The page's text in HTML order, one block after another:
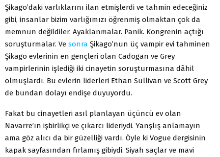
Şikago’daki varlıklarını ilan etmişlerdi ve tahmin edeceğiniz
gibi, insanlar bizim varlığımızı öğrenmiş olmaktan çok da
memnun değildiler. Ayaklanmalar. Panik. Kongrenin açtığı
soruşturmalar. Ve sonra Şikago’nun üç vampir evi tahminen
Şikago evlerinin en gençleri olan Cadogan ve Grey
vampirlerinin işlediği iki cinayetin soruşturmasına dâhil
olmuşlardı. Bu evlerin liderleri Ethan Sullivan ve Scott Grey
de bundan dolayı endişe duyuyordu.
Fakat bu cinayetleri asıl planlayan üçüncü ev olan
Navarre’ın işbirlikçi ve çıkarcı lideriydi. Yanşlış anlamayın
ama göz alıcı da bir güzelliği vardı. Öyle ki Vogue dergisinin
kapak sayfasından fırlamış gibiydi. Siyah saçlar ve mavi